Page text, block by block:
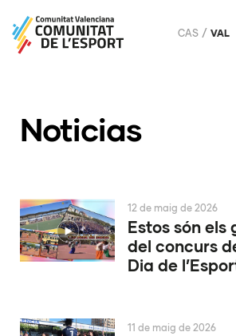
CAS VAL
Noticias
Estos són els
del concurs
Dia de
12 de maig de 2026
11 de maig de 2026